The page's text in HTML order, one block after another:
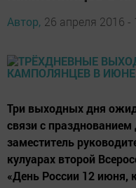
Автор, 26 апреля 2016 -
Три выходных дня
связи с
заместитель
кулуарах второй
«День России 12 июня,